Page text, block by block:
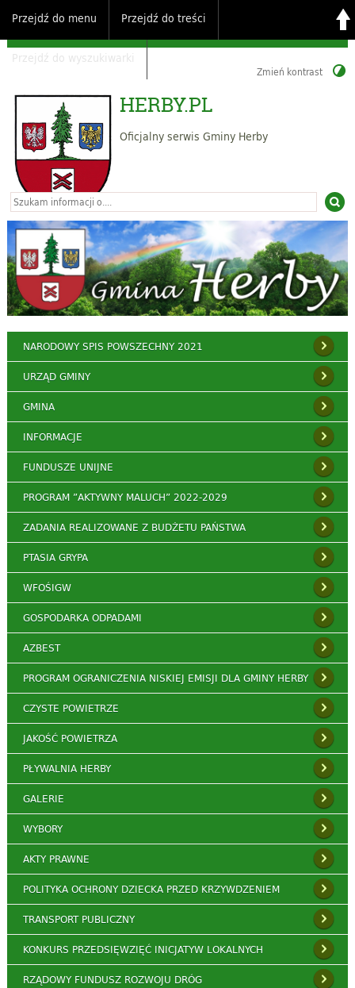
Przejdź do menu Przejdź do treści
Przejdź do wyszukiwarki
Zmień kontrast
HERBY.PL
Oficjalny serwis Gminy Herby
NARODOWY SPIS POWSZECHNY 2021
URZĄD GMINY
GMINA
INFORMACJE
FUNDUSZE UNIJNE
PROGRAM ”AKTYWNY MALUCH” 2022-2029
ZADANIA REALIZOWANE Z BUDŻETU PAŃSTWA
PTASIA GRYPA
WFOŚIGW
GOSPODARKA ODPADAMI
AZBEST
PROGRAM OGRANICZENIA NISKIEJ EMISJI DLA GMINY HERBY
CZYSTE POWIETRZE
JAKOŚĆ POWIETRZA
PŁYWALNIA HERBY
GALERIE
WYBORY
AKTY PRAWNE
POLITYKA OCHRONY DZIECKA PRZED KRZYWDZENIEM
TRANSPORT PUBLICZNY
KONKURS PRZEDSIĘWZIĘĆ INICJATYW LOKALNYCH
RZĄDOWY FUNDUSZ ROZWOJU DRÓG